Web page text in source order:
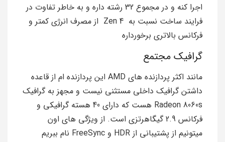
اجرا کنه و در مجموع 32 رشته داره و به خاطر تفاوت در
فرایند ساخت نسبت به Zen 4 از مصرف انرژی کمتر و
فرکانس بالاتری برخورداره
گرافیک مجتمع
مانند اکثر پردازنده های AMD این پردازنده ام از قاعده
داشتن گرافیک داخلی مستثنی نیست و مجهز به گرافیک
Radeon 8060s هست که دارای 40 هسته گرافیکی و
فرکانس 2.9 گیگاهرتزی است. از ویژگی های اون
میتونیم از پشتیبانی از HDR و FreeSync نام ببریم